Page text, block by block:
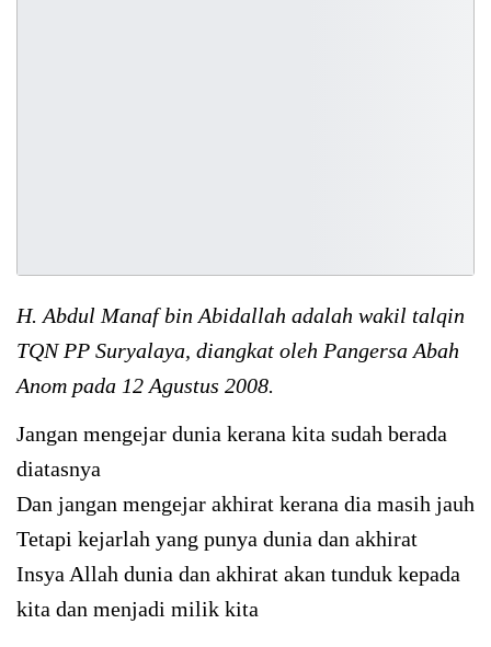
H. Abdul Manaf bin Abidallah adalah wakil talqin
TQN PP Suryalaya, diangkat oleh Pangersa Abah
Anom pada 12 Agustus 2008.
Jangan mengejar dunia kerana kita sudah berada
diatasnya
Dan jangan mengejar akhirat kerana dia masih jauh
Tetapi kejarlah yang punya dunia dan akhirat
Insya Allah dunia dan akhirat akan tunduk kepada
kita dan menjadi milik kita